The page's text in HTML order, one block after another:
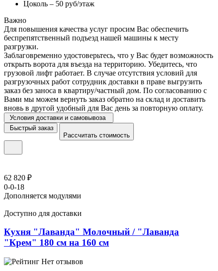
Цоколь – 50 руб/этаж
Важно
Для повышения качества услуг просим Вас обеспечить
беспрепятственный подъезд нашей машины к месту
разгрузки.
Заблаговременно удостоверьтесь, что у Вас будет возможность
открыть ворота для въезда на территорию. Убедитесь, что
грузовой лифт работает. В случае отсутствия условий для
разгрузочных работ сотрудник доставки в праве выгрузить
заказ без заноса в квартиру/частный дом. По согласованию с
Вами мы можем вернуть заказ обратно на склад и доставить
вновь в другой удобный для Вас день за повторную оплату.
Условия доставки и самовывоза
Быстрый заказ
Рассчитать стоимость
62 820 ₽
0-0-18
Дополняется модулями
Доступно для доставки
Кухня "Лаванда" Молочный / "Лаванда
"Крем" 180 см на 160 см
Нет отзывов